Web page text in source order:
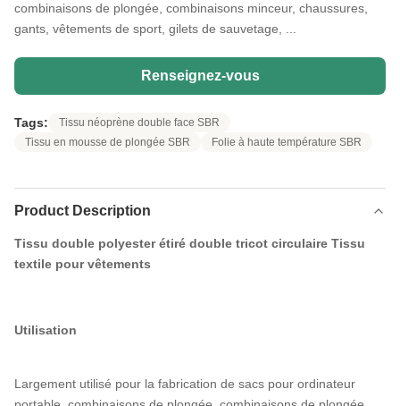
combinaisons de plongée, combinaisons minceur, chaussures,
gants, vêtements de sport, gilets de sauvetage, ...
Renseignez-vous
Tags:
Tissu néoprène double face SBR
Tissu en mousse de plongée SBR
Folie à haute température SBR
Product Description
Tissu double polyester étiré double tricot circulaire Tissu
textile pour vêtements
Utilisation
Largement utilisé pour la fabrication de sacs pour ordinateur